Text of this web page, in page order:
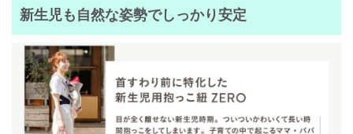
新生児も自然な姿勢でしっかり安定